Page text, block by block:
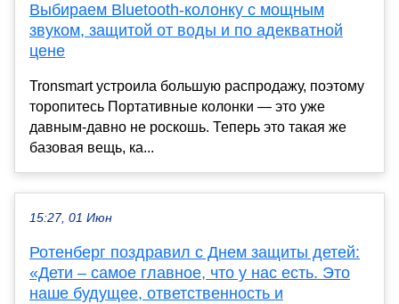
Выбираем Bluetooth-колонку с мощным
звуком, защитой от воды и по адекватной
цене
Tronsmart устроила большую распродажу, поэтому
торопитесь Портативные колонки — это уже
давным-давно не роскошь. Теперь это такая же
базовая вещь, ка...
15:27, 01 Июн
Ротенберг поздравил с Днем защиты детей:
«Дети – самое главное, что у нас есть. Это
наше будущее, ответственность и